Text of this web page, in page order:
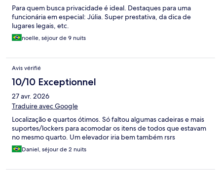
Para quem busca privacidade é ideal. Destaques para uma
funcionária em especial: Júlia. Super prestativa, da dica de
lugares legais, etc.
noelle, séjour de 9 nuits
Avis vérifié
10/10 Exceptionnel
27 avr. 2026
Traduire avec Google
Localização e quartos ótimos. Só faltou algumas cadeiras e mais
suportes/lockers para acomodar os itens de todos que estavam
no mesmo quarto. Um elevador iria bem também rsrs
Daniel, séjour de 2 nuits